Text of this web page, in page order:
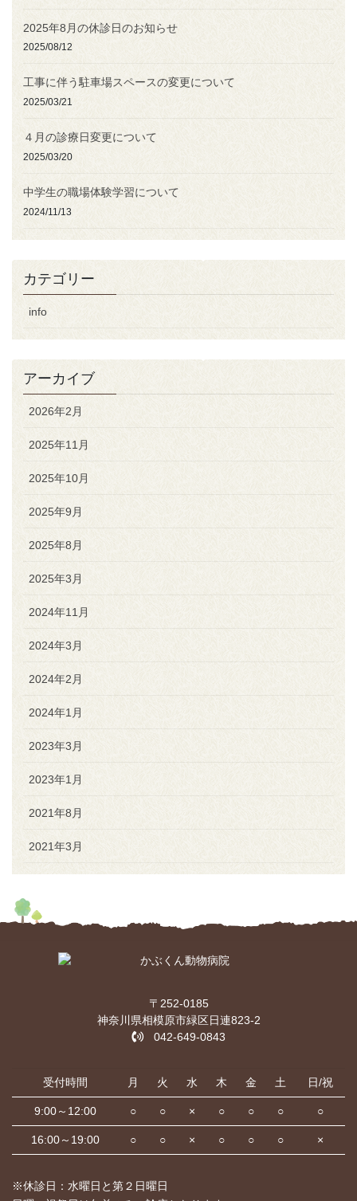
2025年8月の休診日のお知らせ
2025/08/12
工事に伴う駐車場スペースの変更について
2025/03/21
４月の診療日変更について
2025/03/20
中学生の職場体験学習について
2024/11/13
カテゴリー
info
アーカイブ
2026年2月
2025年11月
2025年10月
2025年9月
2025年8月
2025年3月
2024年11月
2024年3月
2024年2月
2024年1月
2023年3月
2023年1月
2021年8月
2021年3月
〒252-0185
神奈川県相模原市緑区日連823-2
042-649-0843
受付時間 月 火 水 木 金 土 日/祝
9:00～12:00 ○ ○ × ○ ○ ○ ○
16:00～19:00 ○ ○ × ○ ○ ○ ×
※休診日：水曜日と第２日曜日